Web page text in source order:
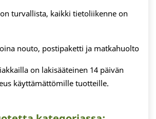
turvallista, kaikki tietoliikenne on
nouto, postipaketti ja matkahuolto
on lakisääteinen 14 päivän
käyttämättömille tuotteille.